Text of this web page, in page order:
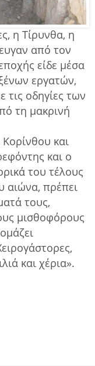
η Τίρυνθα, η
από τον
είδε μέσα
εργατών,
οδηγίες των
τη μακρινή
Κορίνθου και
και ο
του τέλους
αιώνα, πρέπει
τους,
μισθοφόρους
και χέρια».